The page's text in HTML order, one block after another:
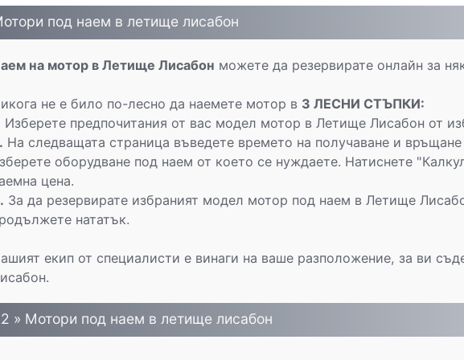
под наем в летище лисабон
на мотор в Летище Лисабон можете да резервирате онлайн за
не е било по-лесно да наемете мотор в 3 ЛЕСНИ СТЪПКИ:
Изберете предпочитания от вас модел мотор в Летище Лисабон от
На следващата страница въведете времето на получаване и
оборудване под наем от което се нуждаете. Натиснете
цена.
За да резервирате избраният модел мотор под наем в Летище
нататък.
екип от специалисти е винаги на ваше разположение, за ви
» Mотори под наем в летище лисабон